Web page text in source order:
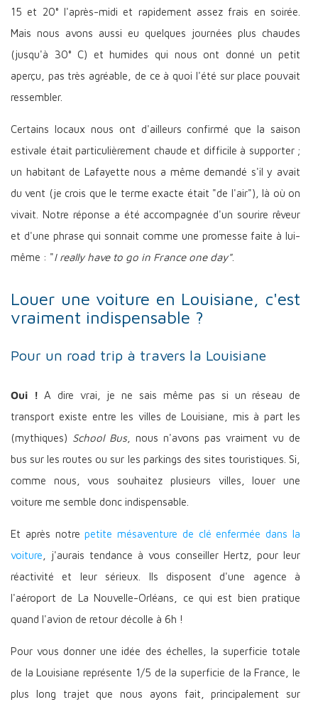
15 et 20° l'après-midi et rapidement assez frais en soirée.
Mais nous avons aussi eu quelques journées plus chaudes
(jusqu'à 30° C) et humides qui nous ont donné un petit
aperçu, pas très agréable, de ce à quoi l'été sur place pouvait
ressembler.
Certains locaux nous ont d'ailleurs confirmé que la saison
estivale était particulièrement chaude et difficile à supporter ;
un habitant de Lafayette nous a même demandé s'il y avait
du vent (je crois que le terme exacte était "de l'air"), là où on
vivait. Notre réponse a été accompagnée d'un sourire rêveur
et d'une phrase qui sonnait comme une promesse faite à lui-
même : "I really have to go in France one day".
Louer une voiture en Louisiane, c'est
vraiment indispensable ?
Pour un road trip à travers la Louisiane
Oui ! A dire vrai, je ne sais même pas si un réseau de
transport existe entre les villes de Louisiane, mis à part les
(mythiques) School Bus, nous n'avons pas vraiment vu de
bus sur les routes ou sur les parkings des sites touristiques. Si,
comme nous, vous souhaitez plusieurs villes, louer une
voiture me semble donc indispensable.
Et après notrepetite mésaventure de clé enfermée dans la
voiture , j'aurais tendance à vous conseiller Hertz, pour leur
réactivité et leur sérieux. Ils disposent d'une agence à
l'aéroport de La Nouvelle-Orléans, ce qui est bien pratique
quand l'avion de retour décolle à 6h !
Pour vous donner une idée des échelles, la superficie totale
de la Louisiane représente 1/5 de la superficie de la France, le
plus long trajet que nous ayons fait, principalement sur